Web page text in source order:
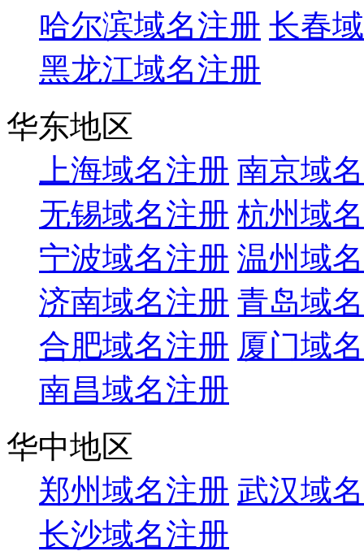
哈尔滨域名注册 长春
黑龙江域名注册
华东地区
上海域名注册 南京域
无锡域名注册 杭州域
宁波域名注册 温州域
济南域名注册 青岛域
合肥域名注册 厦门域
南昌域名注册
华中地区
郑州域名注册 武汉域
长沙域名注册